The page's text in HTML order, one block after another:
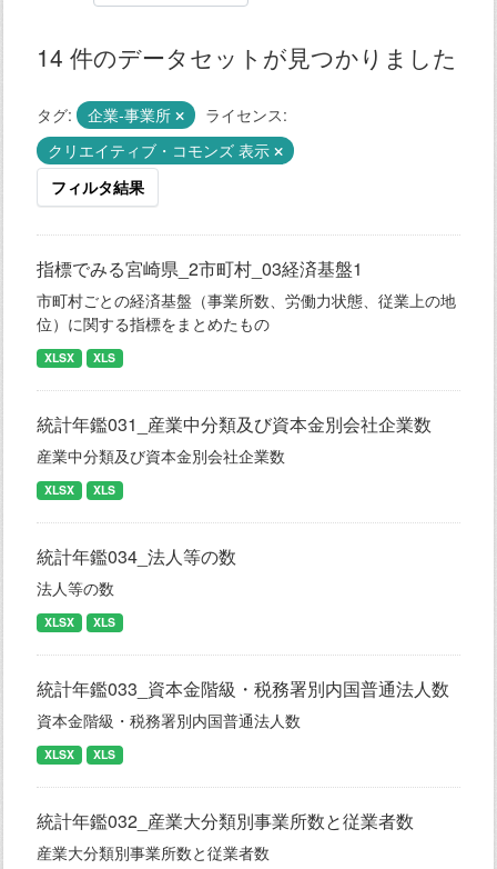
14 件のデータセットが見つかりました
タグ: 企業-事業所
ライセンス:
クリエイティブ・コモンズ 表示
フィルタ結果
指標でみる宮崎県_2市町村_03経済基盤1
市町村ごとの経済基盤（事業所数、労働力状態、従業上の地
位）に関する指標をまとめたもの
XLSX XLS
統計年鑑031_産業中分類及び資本金別会社企業数
産業中分類及び資本金別会社企業数
XLSX XLS
統計年鑑034_法人等の数
法人等の数
XLSX XLS
統計年鑑033_資本金階級・税務署別内国普通法人数
資本金階級・税務署別内国普通法人数
XLSX XLS
統計年鑑032_産業大分類別事業所数と従業者数
産業大分類別事業所数と従業者数